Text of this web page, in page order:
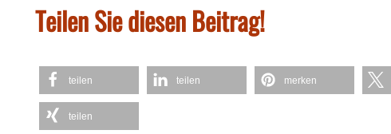
Teilen Sie diesen Beitrag!
teilen teilen merken
teilen